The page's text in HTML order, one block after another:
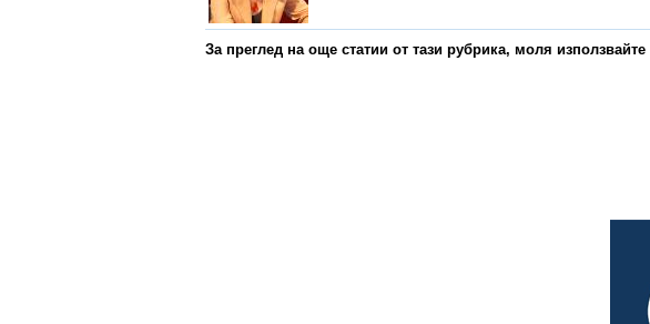
За преглед на още статии от тази рубрика, моля използвайте